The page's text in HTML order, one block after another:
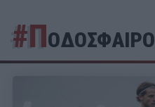
#ΠΟΔΟΣΦΑΙΡΟ